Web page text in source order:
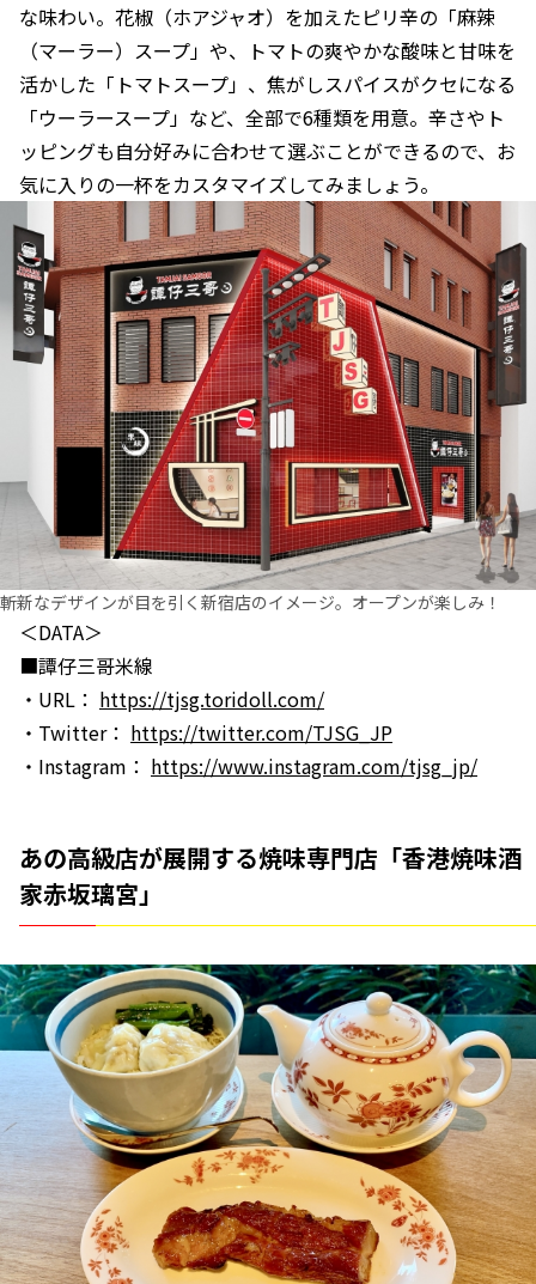
な味わい。花椒（ホアジャオ）を加えたピリ辛の「麻辣
（マーラー）スープ」や、トマトの爽やかな酸味と甘味を
活かした「トマトスープ」、焦がしスパイスがクセになる
「ウーラースープ」など、全部で6種類を用意。辛さやト
ッピングも自分好みに合わせて選ぶことができるので、お
気に入りの一杯をカスタマイズしてみましょう。
斬新なデザインが目を引く新宿店のイメージ。オープンが楽しみ！
＜DATA＞
■譚仔三哥米線
・URL： https://tjsg.toridoll.com/
・Twitter： https://twitter.com/TJSG_JP
・Instagram： https://www.instagram.com/tjsg_jp/
あの高級店が展開する焼味専門店「香港焼味酒
家赤坂璃宮」